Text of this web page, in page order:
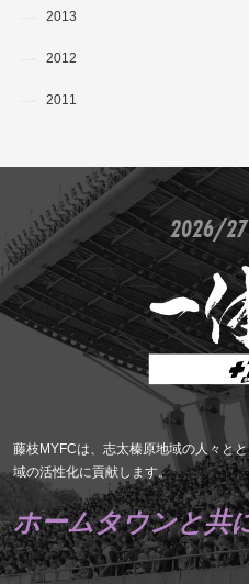
2013
2012
2011
2026/27
藤枝MYFCは、志太榛原地域の人々と
域の活性化に貢献します。
ホームタウンと共